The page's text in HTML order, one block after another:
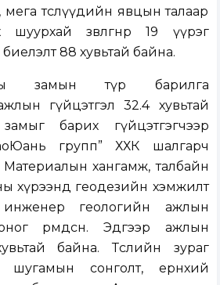
төслүүдийн явцын талаар
зөвлөгөөнөөр 19 үүрэг
биелэлт 88 хувьтай байна.
замын түр барилга
гүйцэтгэл 32.4 хувьтай
барих гүйцэтгэгчээр
групп” ХХК шалгарч
Материалын хангамж, талбайн
хүрээнд геодезийн хэмжилт
геологийн ажлын
өрөмдсөн. Эдгээр ажлын
байна. Төслийн зураг
шугамын сонголт, ерөнхий